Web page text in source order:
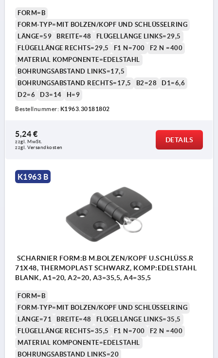
FORM=B
FORM-TYP=MIT BOLZEN/KOPF UND SCHLÜSSELRING
LÄNGE=59
BREITE=48
FLÜGELLÄNGE LINKS=29,5
FLÜGELLÄNGE RECHTS=29,5
F1 N=700
F2 N =400
MATERIAL KOMPONENTE=EDELSTAHL
BOHRUNGSABSTAND LINKS=17,5
BOHRUNGSABSTAND RECHTS=17,5
B2=28
D1=6,6
D2=6
D3=14 H=9
Bestellnummer: K1963.30181802
5,24 €
zzgl. MwSt.
zzgl. Versandkosten
DETAILS
K1963 B
SCHARNIER FORM:B M.BOLZEN/KOPF U.SCHLÜSS.R
71X48, THERMOPLAST SCHWARZ, KOMP:EDELSTAHL
BLANK, A1=20, A2=20, A3=35,5, A4=35,5
FORM=B
FORM-TYP=MIT BOLZEN/KOPF UND SCHLÜSSELRING
LÄNGE=71
BREITE=48
FLÜGELLÄNGE LINKS=35,5
FLÜGELLÄNGE RECHTS=35,5
F1 N=700
F2 N =400
MATERIAL KOMPONENTE=EDELSTAHL
BOHRUNGSABSTAND LINKS=20